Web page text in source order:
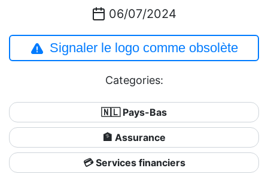
06/07/2024
Signaler le logo comme obsolète
Categories:
🇳🇱 Pays-Bas
🏦 Assurance
💳 Services financiers